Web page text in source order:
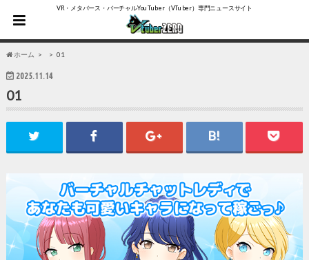
VR・メタバース・バーチャルYouTuber（VTuber）専門ニュースサイト
ホーム 01
2025.11.14
01